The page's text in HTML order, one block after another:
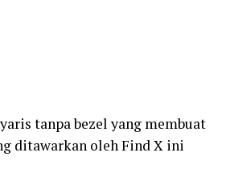
tanpa bezel yang membuat
ditawarkan oleh Find X ini